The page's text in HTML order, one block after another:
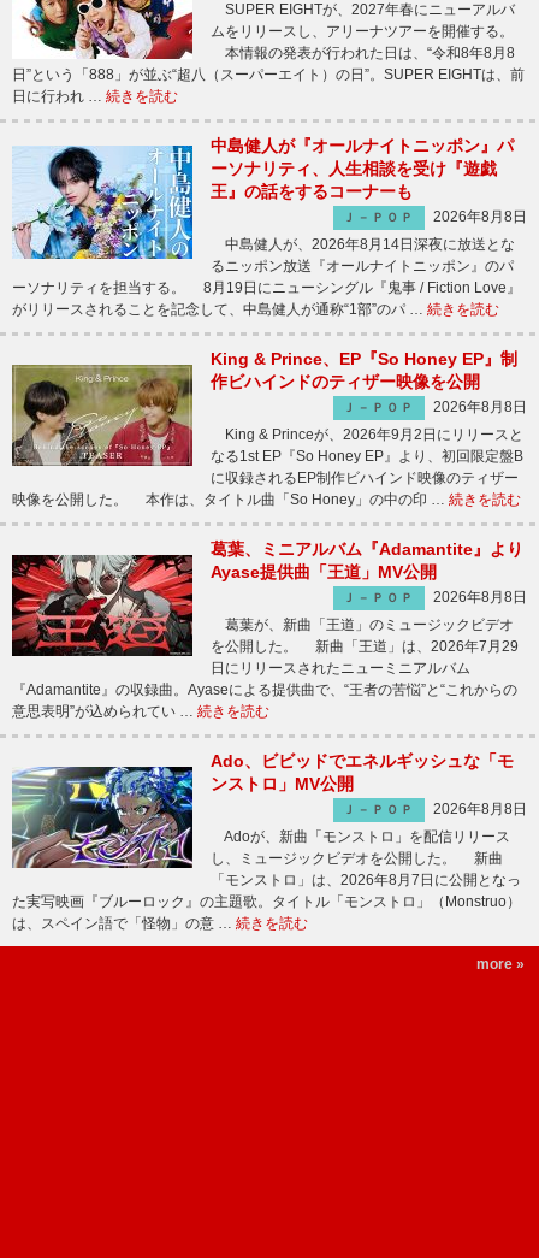
SUPER EIGHTが、2027年春にニューアルバ
ムをリリースし、アリーナツアーを開催する。
本情報の発表が行われた日は、“令和8年8月8
日”という「888」が並ぶ“超八（スーパーエイト）の日”。SUPER EIGHTは、前
日に行われ … 続きを読む
中島健人が『オールナイトニッポン』パ
ーソナリティ、人生相談を受け『遊戯
王』の話をするコーナーも
Ｊ－ＰＯＰ
2026年8月8日
中島健人が、2026年8月14日深夜に放送とな
るニッポン放送『オールナイトニッポン』のパ
ーソナリティを担当する。 8月19日にニューシングル『鬼事 / Fiction Love』
がリリースされることを記念して、中島健人が通称“1部”のパ … 続きを読む
King & Prince、EP『So Honey EP』制
作ビハインドのティザー映像を公開
Ｊ－ＰＯＰ
2026年8月8日
King & Princeが、2026年9月2日にリリースと
なる1st EP『So Honey EP』より、初回限定盤B
に収録されるEP制作ビハインド映像のティザー
映像を公開した。 本作は、タイトル曲「So Honey」の中の印 … 続きを読む
葛葉、ミニアルバム『Adamantite』より
Ayase提供曲「王道」MV公開
Ｊ－ＰＯＰ
2026年8月8日
葛葉が、新曲「王道」のミュージックビデオ
を公開した。 新曲「王道」は、2026年7月29
日にリリースされたニューミニアルバム
『Adamantite』の収録曲。Ayaseによる提供曲で、“王者の苦悩”と“これからの
意思表明”が込められてい … 続きを読む
Ado、ビビッドでエネルギッシュな「モ
ンストロ」MV公開
Ｊ－ＰＯＰ
2026年8月8日
Adoが、新曲「モンストロ」を配信リリース
し、ミュージックビデオを公開した。 新曲
「モンストロ」は、2026年8月7日に公開となっ
た実写映画『ブルーロック』の主題歌。タイトル「モンストロ」（Monstruo）
は、スペイン語で「怪物」の意 … 続きを読む
more »